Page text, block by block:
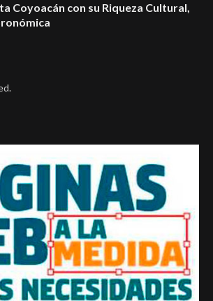
Coyoacán con su Riqueza Cultural,